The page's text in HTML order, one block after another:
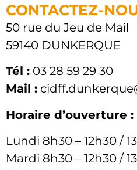
CONTACTEZ-
50 rue du Jeu de Mail
59140 DUNKERQUE
Tél : 03 28 59 29 30
Mail :
Horaire d’ouverture :
Lundi 8h30 – 12h30 /
Mardi 8h30 – 12h30 /